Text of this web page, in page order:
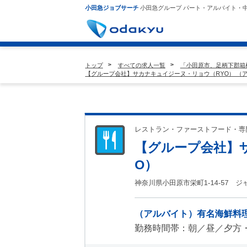
小田急ジョブサーチ 小田急グループ パート・アルバイト・
トップ すべての求人一覧
「小田原市、足柄下郡
【グループ会社】サカナキュイジーヌ・リョウ（RYO）
レストラン・ファーストフード・
【グループ会社
O）
神奈川県小田原市栄町1-14-57 ジ
（アルバイト）有名海鮮
勤務時間帯：朝／昼／夕方